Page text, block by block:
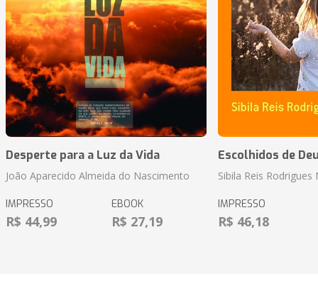
Desperte para a Luz da Vida
João Aparecido Almeida do Nascimento
IMPRESSO
R$ 44,99
EBOOK
R$ 27,19
Escolhidos de
Sibila Reis
IMPRESSO
R$ 46,18